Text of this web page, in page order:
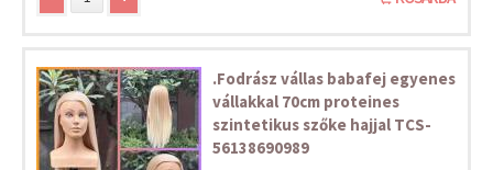
.Fodrász vállas babafej egyenes
vállakkal 70cm proteines
szintetikus szőke hajjal TCS-
56138690989